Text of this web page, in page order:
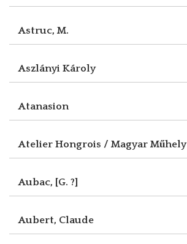
Astruc, M.
Aszlányi Károly
Atanasion
Atelier Hongrois / Magyar Műhely
Aubac, [G. ?]
Aubert, Claude